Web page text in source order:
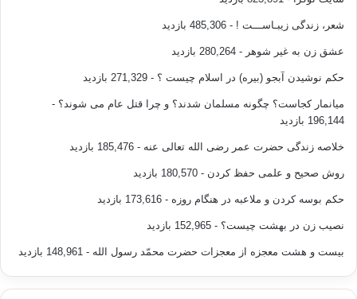
شعر، زندگی زیبـاســـت ! - 485,306 بازدید
عشق زن به غیر شوهر - 280,264 بازدید
حکم نوشیدن آبجو (بیره) در اسلام چیست ؟ - 271,329 بازدید
میانمار کجاست؟ چگونه مسلمان شدند؟ و چرا قتل عام می شوند؟ -
196,144 بازدید
خلاصه زندگی حضرت عمر رضی الله تعالی عنه - 185,476 بازدید
روش صحیح و علمی حفظ کردن - 180,570 بازدید
حکم بوسه کردن و ملاعبه در هنگام روزه - 173,616 بازدید
نصیب زن در بهشت چیست؟ - 152,965 بازدید
بیست و هشت معجزه از معجزات حضرت محمّد رسول الله - 148,961 بازدید